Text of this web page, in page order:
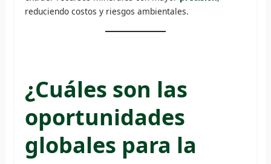
reduciendo costos y riesgos ambientales.
¿Cuáles son las
oportunidades
globales para la